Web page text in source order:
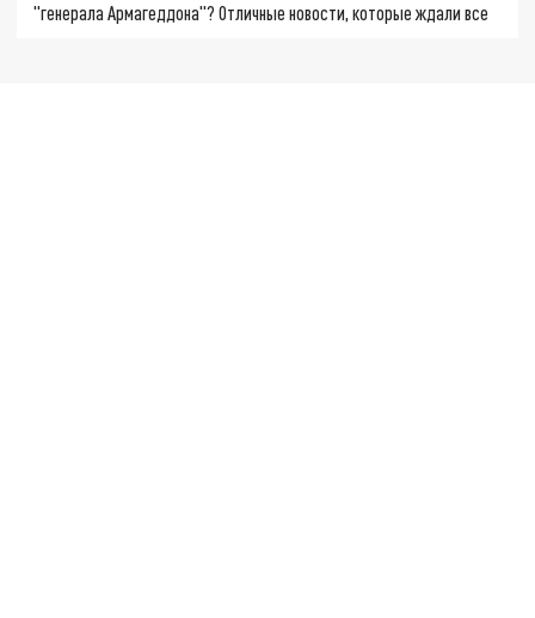
"генерала Армагеддона"? Отличные новости, которые ждали все